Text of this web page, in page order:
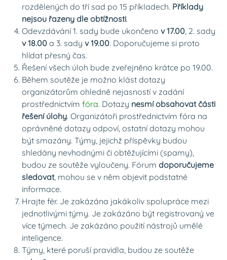
rozdělených do tří sad po 15 příkladech. Příklady
nejsou řazeny dle obtížnosti.
Odevzdávání 1. sady bude ukončeno v 17.00, 2. sady
v 18.00a 3. sady v 19.00. Doporučujeme si proto
hlídat přesný čas.
Řešení všech úloh bude zveřejněno krátce po 19.00.
Během soutěže je možno klást dotazy
organizátorům ohledně nejasností v zadání
prostřednictvím fóra. Dotazy nesmí obsahovat části
řešení úlohy. Organizátoři prostřednictvím fóra na
oprávněné dotazy odpoví, ostatní dotazy mohou
být smazány. Týmy, jejichž příspěvky budou
shledány nevhodnými či obtěžujícími (spamy),
budou ze soutěže vyloučeny. Fórum doporučujeme
sledovat, mohou se v něm objevit podstatné
informace.
Hrajte fér. Je zakázána jakákoliv spolupráce mezi
jednotlivými týmy. Je zakázáno být registrovaný ve
více týmech. Je zakázáno použití nástrojů umělé
inteligence.
Týmy, které poruší pravidla, budou ze soutěže